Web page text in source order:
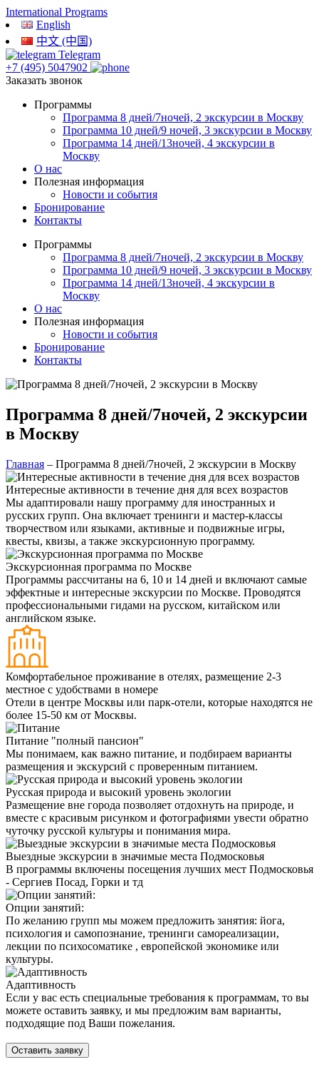
International Programs
English
中文 (中国)
Telegram
+7 (495) 5047902
Заказать звонок
Программы
Программа 8 дней/7ночей, 2 экскурсии в Москву
Программа 10 дней/9 ночей, 3 экскурсии в Москву
Программа 14 дней/13ночей, 4 экскурсии в
Москву
О нас
Полезная информация
Новости и события
Бронирование
Контакты
Программы
Программа 8 дней/7ночей, 2 экскурсии в Москву
Программа 10 дней/9 ночей, 3 экскурсии в Москву
Программа 14 дней/13ночей, 4 экскурсии в
Москву
О нас
Полезная информация
Новости и события
Бронирование
Контакты
Программа 8 дней/7ночей, 2 экскурсии
в Москву
Главная – Программа 8 дней/7ночей, 2 экскурсии в Москву
Интересные активности в течение дня для всех возрастов
Мы адаптировали нашу программу для иностранных и
русских групп. Она включает тренинги и мастер-классы
творчеством или языками, активные и подвижные игры,
квесты, квизы, а также экскурсионную программу.
Экскурсионная программа по Москве
Программы рассчитаны на 6, 10 и 14 дней и включают самые
эффектные и интересные экскурсии по Москве. Проводятся
профессиональными гидами на русском, китайском или
английском языке.
Комфортабельное проживание в отелях, размещение 2-3
местное с удобствами в номере
Отели в центре Москвы или парк-отели, которые находятся не
более 15-50 км от Москвы.
Питание "полный пансион"
Мы понимаем, как важно питание, и подбираем варианты
размещения и экскурсий с проверенным питанием.
Русская природа и высокий уровень экологии
Размещение вне города позволяет отдохнуть на природе, и
вместе с красивым рисунком и фотографиями увести обратно
чуточку русской культуры и понимания мира.
Выездные экскурсии в значимые места Подмосковья
В программы включены посещения лучших мест Подмосковья
- Сергиев Посад, Горки и тд
Опции занятий:
По желанию групп мы можем предложить занятия: йога,
психология и самопознание, тренинги самореализации,
лекции по психосоматике , европейской экономике или
культуры.
Адаптивность
Если у вас есть специальные требования к программам, то вы
можете оставить заявку, и мы предложим вам варианты,
подходящие под Ваши пожелания.
Оставить заявку